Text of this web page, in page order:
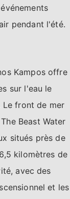
pendant l'été.
Kampos offre
sur l'eau le
front de mer
Beast Water
situés près de
kilomètres de
avec des
et les